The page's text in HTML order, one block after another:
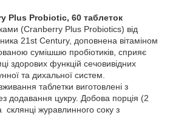
Plus Probiotic, 60 таблеток
(Cranberry Plus Probiotics) від
21st Century, доповнена вітаміном
сумішшю пробіотиків, сприяє
здорових функцій сечовивідних
та дихальної систем.
таблетки виготовлені з
додавання цукру. Добова порція (2
склянці журавлинного соку з